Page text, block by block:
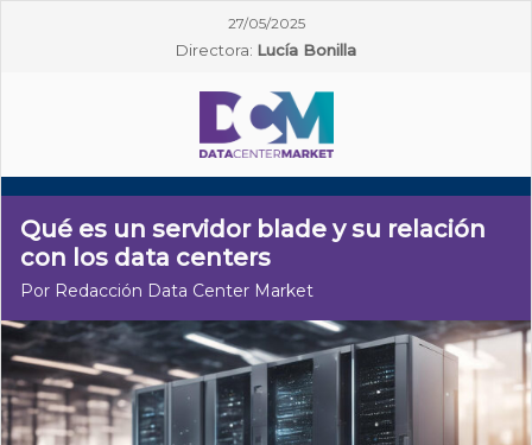
27/05/2025
Directora: Lucía Bonilla
Qué es un servidor blade y su relación
con los data centers
Por Redacción Data Center Market